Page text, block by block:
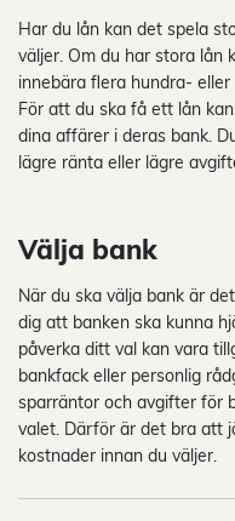
Har du lån kan det spela
väljer. Om du har stora lån
innebära flera hundra-
För att du ska få ett lån
dina affärer i deras bank.
lägre ränta eller lägre
Välja bank
När du ska välja bank är
dig att banken ska kunna
påverka ditt val kan vara
bankfack eller personlig
sparräntor och avgifter för
valet. Därför är det bra att
kostnader innan du väljer.